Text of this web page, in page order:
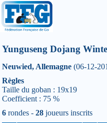
Yunguseng Dojang
Neuwied, Allemagne (06-12-
Règles
Taille du goban : 19x19
Coefficient : 75 %
6 rondes - 28 joueurs inscrits